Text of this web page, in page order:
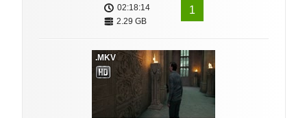
02:18:14
2.29 GB
1
.MKV